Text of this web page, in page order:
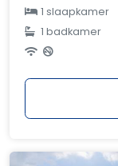
1 slaapkamer
1 badkamer